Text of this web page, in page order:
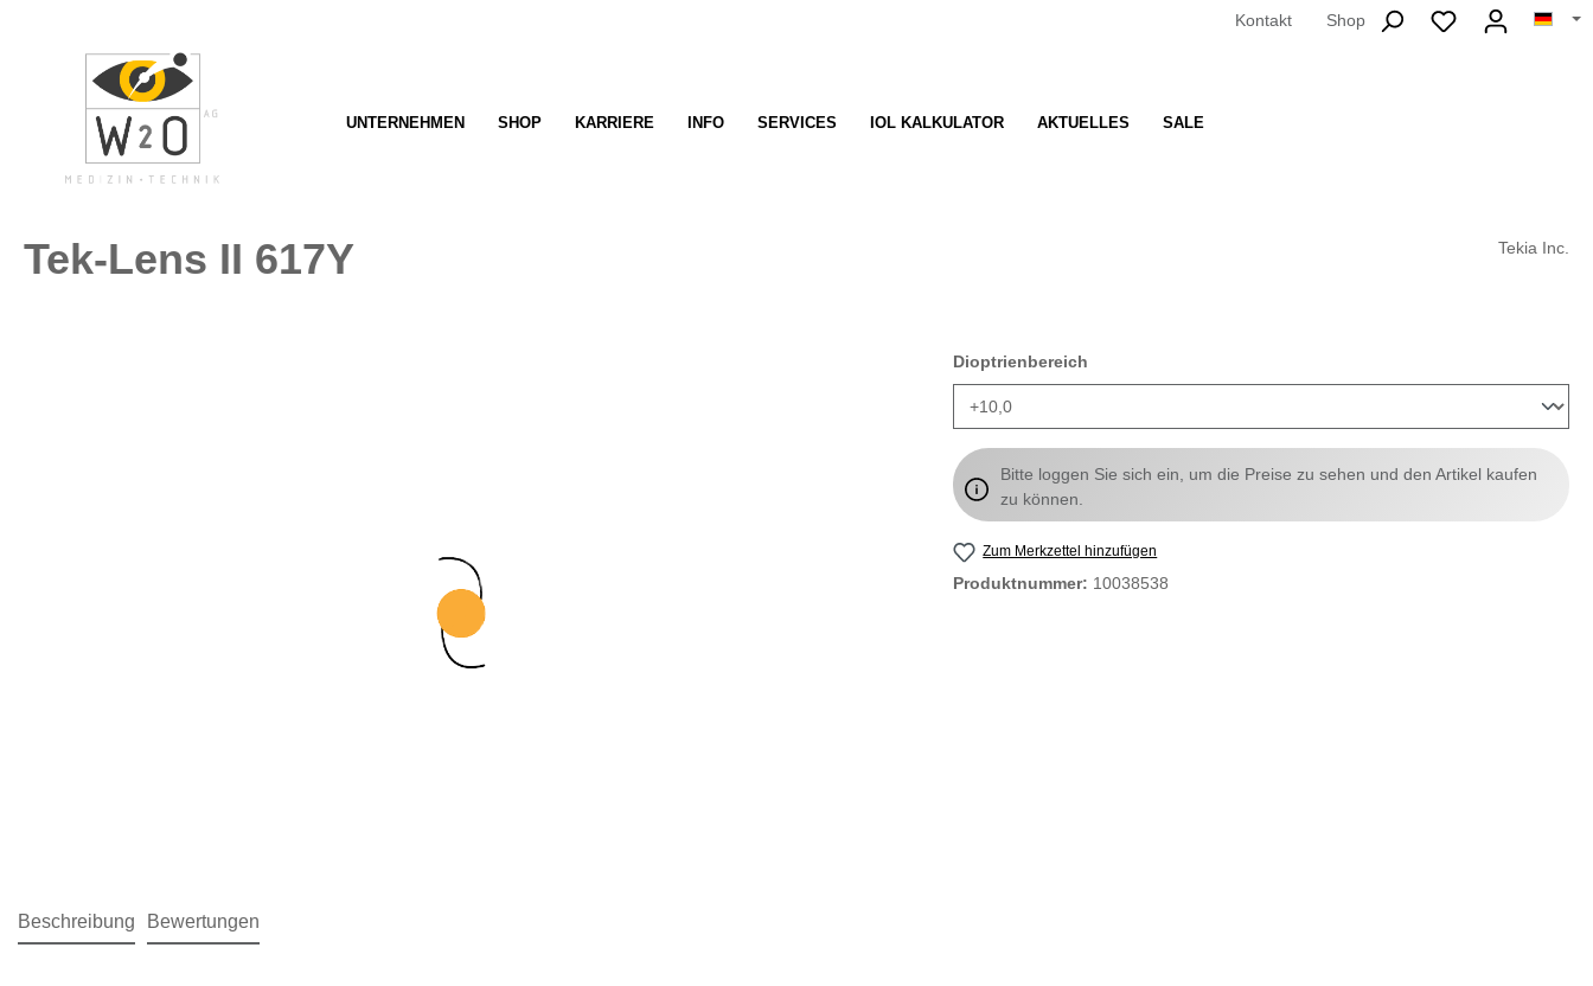
Kontakt Shop
UNTERNEHMEN SHOP KARRIERE INFO SERVICES IOL KALKULATOR AKTUELLES SALE
Tek-Lens II 617Y Tekia Inc.
Dioptrienbereich
Bitte loggen Sie sich ein, um die Preise zu sehen und den Artikel kaufen
zu können.
Zum Merkzettel hinzufügen
Produktnummer: 10038538
Beschreibung Bewertungen